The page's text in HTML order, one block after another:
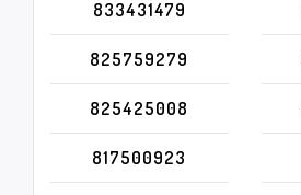
833431479
825759279
825425008
817500923